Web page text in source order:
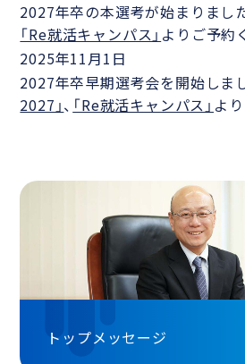
2027年卒の本選考が始まりました
「Re就活キャンパス」 よりご予約
2025年11月1日
2027年卒早期選考会を開始しま
2027」、 「Re就活キャンパス」 よ
トップメッセージ